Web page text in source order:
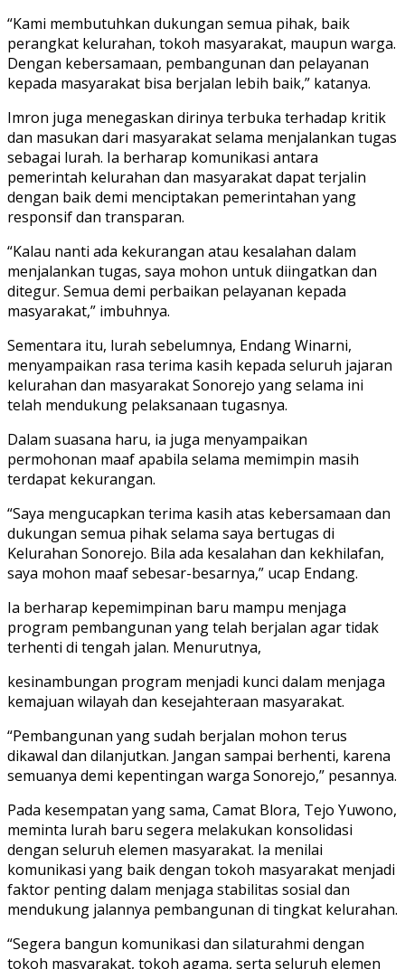
“Kami membutuhkan dukungan semua pihak, baik
perangkat kelurahan, tokoh masyarakat, maupun warga.
Dengan kebersamaan, pembangunan dan pelayanan
kepada masyarakat bisa berjalan lebih baik,” katanya.
Imron juga menegaskan dirinya terbuka terhadap kritik
dan masukan dari masyarakat selama menjalankan tugas
sebagai lurah. Ia berharap komunikasi antara
pemerintah kelurahan dan masyarakat dapat terjalin
dengan baik demi menciptakan pemerintahan yang
responsif dan transparan.
“Kalau nanti ada kekurangan atau kesalahan dalam
menjalankan tugas, saya mohon untuk diingatkan dan
ditegur. Semua demi perbaikan pelayanan kepada
masyarakat,” imbuhnya.
Sementara itu, lurah sebelumnya, Endang Winarni,
menyampaikan rasa terima kasih kepada seluruh jajaran
kelurahan dan masyarakat Sonorejo yang selama ini
telah mendukung pelaksanaan tugasnya.
Dalam suasana haru, ia juga menyampaikan
permohonan maaf apabila selama memimpin masih
terdapat kekurangan.
“Saya mengucapkan terima kasih atas kebersamaan dan
dukungan semua pihak selama saya bertugas di
Kelurahan Sonorejo. Bila ada kesalahan dan kekhilafan,
saya mohon maaf sebesar-besarnya,” ucap Endang.
Ia berharap kepemimpinan baru mampu menjaga
program pembangunan yang telah berjalan agar tidak
terhenti di tengah jalan. Menurutnya,
kesinambungan program menjadi kunci dalam menjaga
kemajuan wilayah dan kesejahteraan masyarakat.
“Pembangunan yang sudah berjalan mohon terus
dikawal dan dilanjutkan. Jangan sampai berhenti, karena
semuanya demi kepentingan warga Sonorejo,” pesannya.
Pada kesempatan yang sama, Camat Blora, Tejo Yuwono,
meminta lurah baru segera melakukan konsolidasi
dengan seluruh elemen masyarakat. Ia menilai
komunikasi yang baik dengan tokoh masyarakat menjadi
faktor penting dalam menjaga stabilitas sosial dan
mendukung jalannya pembangunan di tingkat kelurahan.
“Segera bangun komunikasi dan silaturahmi dengan
tokoh masyarakat, tokoh agama, serta seluruh elemen